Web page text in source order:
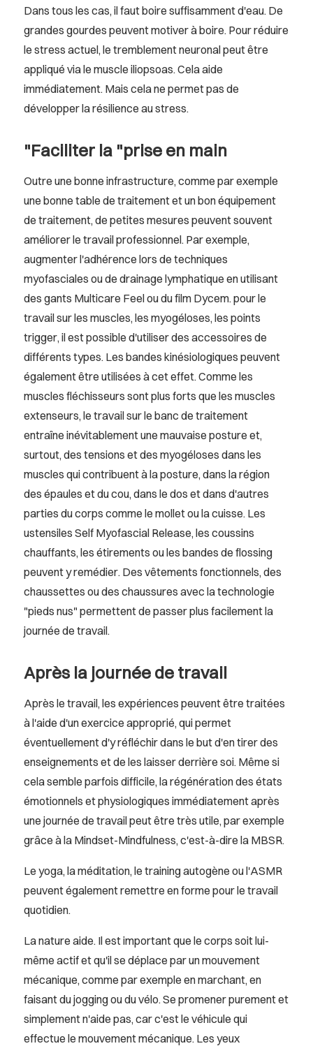
Dans tous les cas, il faut boire suffisamment d'eau. De
grandes gourdes peuvent motiver à boire. Pour réduire
le stress actuel, le tremblement neuronal peut être
appliqué via le muscle iliopsoas. Cela aide
immédiatement. Mais cela ne permet pas de
développer la résilience au stress.
"Faciliter la "prise en main
Outre une bonne infrastructure, comme par exemple
une bonne table de traitement et un bon équipement
de traitement, de petites mesures peuvent souvent
améliorer le travail professionnel. Par exemple,
augmenter l'adhérence lors de techniques
myofasciales ou de drainage lymphatique en utilisant
des gants Multicare Feel ou du film Dycem. pour le
travail sur les muscles, les myogéloses, les points
trigger, il est possible d'utiliser des accessoires de
différents types. Les bandes kinésiologiques peuvent
également être utilisées à cet effet. Comme les
muscles fléchisseurs sont plus forts que les muscles
extenseurs, le travail sur le banc de traitement
entraîne inévitablement une mauvaise posture et,
surtout, des tensions et des myogéloses dans les
muscles qui contribuent à la posture, dans la région
des épaules et du cou, dans le dos et dans d'autres
parties du corps comme le mollet ou la cuisse. Les
ustensiles Self Myofascial Release, les coussins
chauffants, les étirements ou les bandes de flossing
peuvent y remédier. Des vêtements fonctionnels, des
chaussettes ou des chaussures avec la technologie
"pieds nus" permettent de passer plus facilement la
journée de travail.
Après la journée de travail
Après le travail, les expériences peuvent être traitées
à l'aide d'un exercice approprié, qui permet
éventuellement d'y réfléchir dans le but d'en tirer des
enseignements et de les laisser derrière soi. Même si
cela semble parfois difficile, la régénération des états
émotionnels et physiologiques immédiatement après
une journée de travail peut être très utile, par exemple
grâce à la Mindset-Mindfulness, c'est-à-dire la MBSR.
Le yoga, la méditation, le training autogène ou l'ASMR
peuvent également remettre en forme pour le travail
quotidien.
La nature aide. Il est important que le corps soit lui-
même actif et qu'il se déplace par un mouvement
mécanique, comme par exemple en marchant, en
faisant du jogging ou du vélo. Se promener purement et
simplement n'aide pas, car c'est le véhicule qui
effectue le mouvement mécanique. Les yeux